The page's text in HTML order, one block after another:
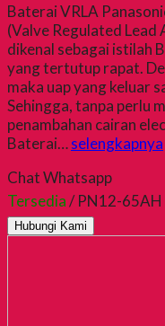
Baterai VRLA
(Valve Regulated Lead
dikenal sebagai istilah
yang tertutup rapat.
maka uap yang keluar
Sehingga, tanpa perlu
penambahan cairan
Baterai…selengkapnya
Chat Whatsapp
Tersedia/ PN12-65AH
Hubungi Kami